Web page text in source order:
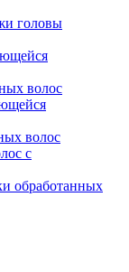
головы
волос
волос
с
обработанных